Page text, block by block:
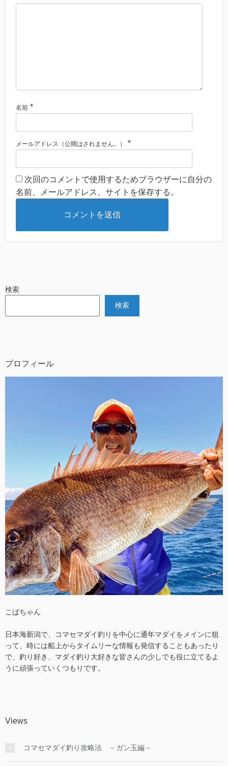
名前 *
メールアドレス（公開はされません。） *
次回のコメントで使用するためブラウザーに自分の
名前、メールアドレス、サイトを保存する。
検索
検索
プロフィール
こばちゃん
日本海新潟で、コマセマダイ釣りを中心に通年マダイをメインに狙
って、時には船上からタイムリーな情報も発信することもあったり
で、釣り好き、マダイ釣り大好きな皆さんの少しでも役に立てるよ
うに頑張っていくつもりです。
Views
コマセマダイ釣り攻略法 －ガン玉編－